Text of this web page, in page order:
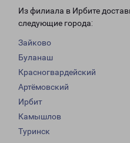
Из филиала в Ирбите
следующие города:
Зайково
Буланаш
Красногвардейский
Артёмовский
Ирбит
Камышлов
Туринск